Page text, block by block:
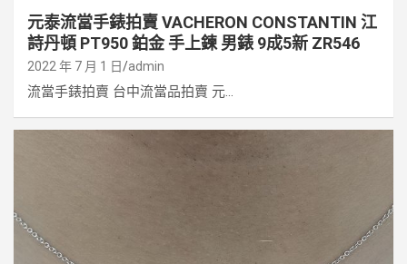
元泰流當手錶拍賣 VACHERON CONSTANTIN 江
詩丹頓 PT950 鉑金 手上鍊 男錶 9成5新 ZR546
2022 年 7 月 1 日 admin
流當手錶拍賣 台中流當品拍賣 元...